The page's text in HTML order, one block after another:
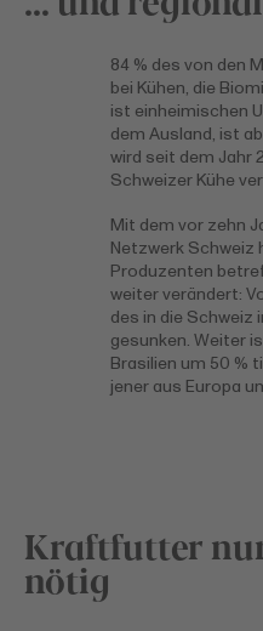
84 % des von den
bei Kühen, die
ist einheimischen
dem Ausland, ist
wird seit dem Jahr
Schweizer Kühe
Mit dem vor zehn
Netzwerk Schweiz
Produzenten
weiter verändert:
des in die Schweiz
gesunken. Weiter
Brasilien um 50 %
jener aus Europa
Kraftfutter
nötig